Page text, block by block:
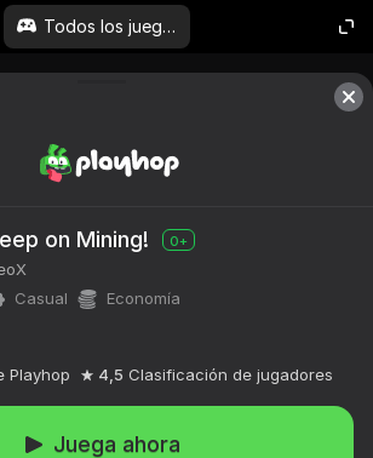
Todos los juegos
on Mining! 0+
Casual
Economía
Playhop 4,5 Clasificación de jugadores
Juega ahora